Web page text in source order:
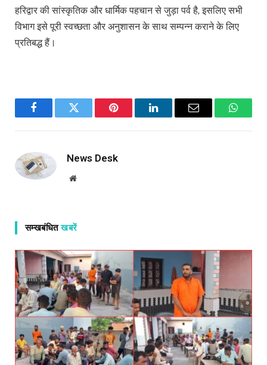
हरिद्वार की सांस्कृतिक और धार्मिक पहचान से जुड़ा पर्व है, इसलिए सभी
विभाग इसे पूरी स्वच्छता और अनुशासन के साथ सम्पन्न कराने के लिए
प्रतिबद्ध हैं।
FacebookTwitter Pinterest LinkedInEmail
News Desk
Website
सम्खबंधितखबरें